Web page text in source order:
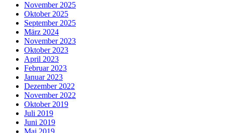
November 2025
Oktober 2025
September 2025
März 2024
November 2023
Oktober 2023
April 2023
Februar 2023
Januar 2023
Dezember 2022
November 2022
Oktober 2019
Juli 2019
Juni 2019